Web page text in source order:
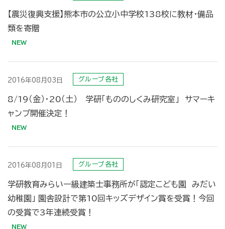
【震災復興支援】熊本市の公立小中学校138校に教材・備品
類を寄贈
2016年08月03日 グループ各社
8/19（金）･20（土） 学研「もののしくみ研究室」 サマーキ
ャンプ開催決定！
2016年08月01日 グループ各社
学研教育みらい一級建築士事務所が「認定こども園 みだい
幼稚園」 園舎設計で第10回キッズデザイン賞を受賞！今回
の受賞で3年連続受賞！